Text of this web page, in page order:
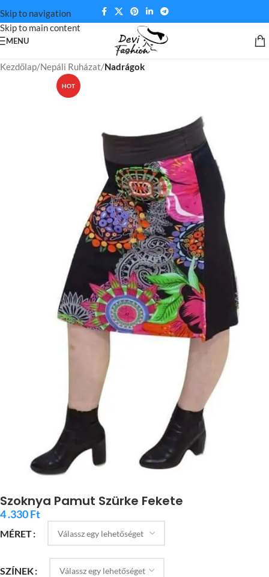
Skip to navigation
Skip to main content
MENU
Kezdőlap Nepáli Ruházat Nadrágok
HOT
Szoknya Pamut Szürke Fekete
4 .330Ft
MÉRET
SZÍNEK